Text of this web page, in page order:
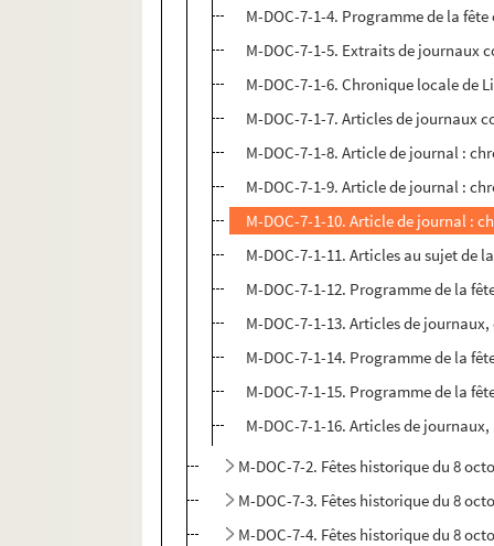
M-DOC-7-1-4. Programme de la
M-DOC-7-1-5. Extraits de journaux
M-DOC-7-1-6. Chronique locale de
M-DOC-7-1-7. Articles de journaux
M-DOC-7-1-8. Article de journal :
M-DOC-7-1-9. Article de journal :
M-DOC-7-1-10. Article de journal :
M-DOC-7-1-11. Articles au sujet de
M-DOC-7-1-12. Programme de la
M-DOC-7-1-13. Articles de
M-DOC-7-1-14. Programme de la
M-DOC-7-1-15. Programme de la
M-DOC-7-1-16. Articles de
M-DOC-7-2. Fêtes historique du 8
M-DOC-7-3. Fêtes historique du 8
M-DOC-7-4. Fêtes historique du 8